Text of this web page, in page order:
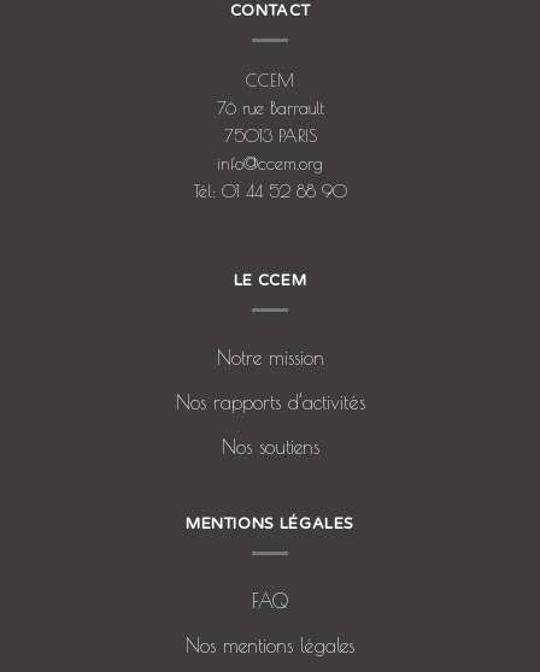
CONTACT
CCEM
76 rue Barrault
75013 PARIS
info@ccem.org
Tél: 01 44 52 88 90
LE CCEM
Notre mission
Nos rapports d’activités
Nos soutiens
MENTIONS LÉGALES
FAQ
Nos mentions légales